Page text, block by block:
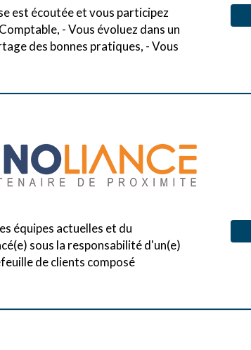
est écoutée et vous participez
- Vous évoluez dans un
des bonnes pratiques, - Vous
équipes actuelles et du
sous la responsabilité d'un(e)
de clients composé